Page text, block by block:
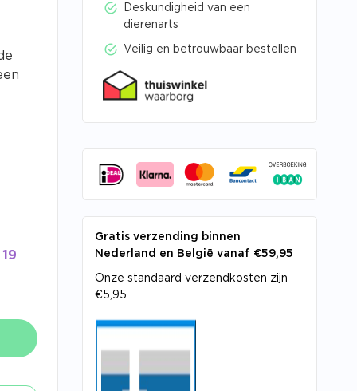
19
Deskundigheid van een
dierenarts
Veilig en betrouwbaar bestellen
Gratis verzending binnen
Nederland en België vanaf €59,95
Onze standaard verzendkosten zijn
€5,95